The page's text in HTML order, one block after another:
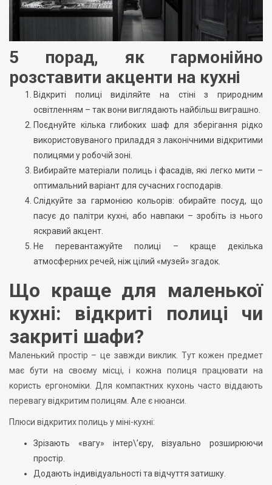
5 порад, як гармонійно
розставити акценти на кухні
Відкриті полиці виділяйте на стіні з природним
освітленням – так вони виглядають найбільш виграшно.
Поєднуйте кілька глибоких шаф для зберігання рідко
використовуваного приладдя з лаконічними відкритими
полицями у робочій зоні.
Вибирайте матеріали полиць і фасадів, які легко мити –
оптимальний варіант для сучасних господарів.
Слідкуйте за гармонією кольорів: обирайте посуд, що
пасує до палітри кухні, або навпаки – зробіть із нього
яскравий акцент.
Не перевантажуйте полиці – краще декілька
атмосферних речей, ніж цілий «музей» згадок.
Що краще для маленької
кухні: відкриті полиці чи
закриті шафи?
Маленький простір – це завжди виклик. Тут кожен предмет
має бути на своєму місці, і кожна полиця працювати на
користь ергономіки. Для компактних кухонь часто віддають
перевагу відкритим полицям. Але є нюанси.
Плюси відкритих полиць у міні-кухні:
Зрізають «вагу» інтер\’єру, візуально розширюючи
простір.
Додають індивідуальності та відчуття затишку.